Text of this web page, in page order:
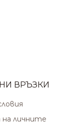
ВРЪЗКИ
личните